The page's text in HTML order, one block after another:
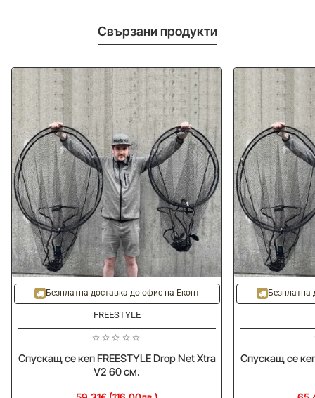
Свързани продукти
Безплатна доставка до офис на Еконт
FREESTYLE
Спускащ се кеп FREESTYLE Drop Net Xtra
V2 60 см.
Безплатна
Спускащ се